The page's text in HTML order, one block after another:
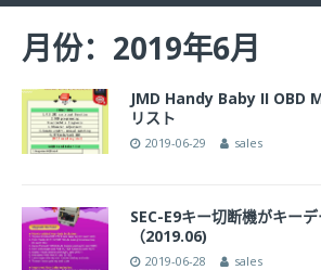
月份：2019年6月
JMD Handy Baby II OBD
リスト
2019-06-29 sales
SEC-E9キー切断機がキー
（2019.06)
2019-06-28 sales